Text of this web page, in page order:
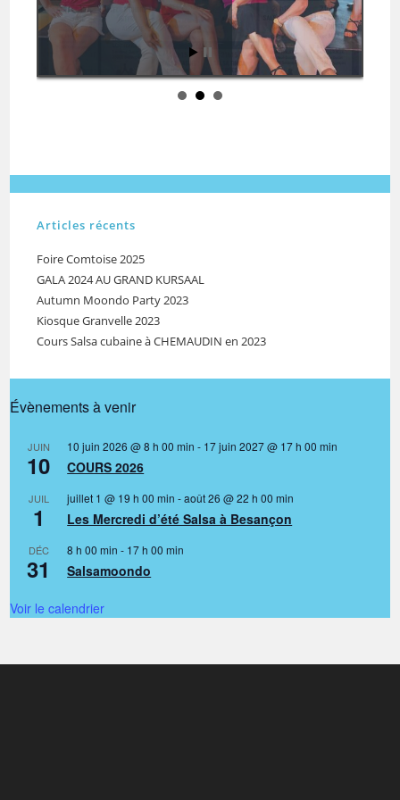
Articles récents
Foire Comtoise 2025
GALA 2024 AU GRAND KURSAAL
Autumn Moondo Party 2023
Kiosque Granvelle 2023
Cours Salsa cubaine à CHEMAUDIN en 2023
Évènements à venir
JUIN
10
10 juin 2026 @ 8 h 00 min - 17 juin 2027 @ 17 h 00 min
COURS 2026
JUIL
1
juillet 1 @ 19 h 00 min -août 26 @ 22 h 00 min
Les Mercredi d’été Salsa à Besançon
DÉC
31
8 h 00 min - 17 h 00 min
Salsamoondo
Voir le calendrier